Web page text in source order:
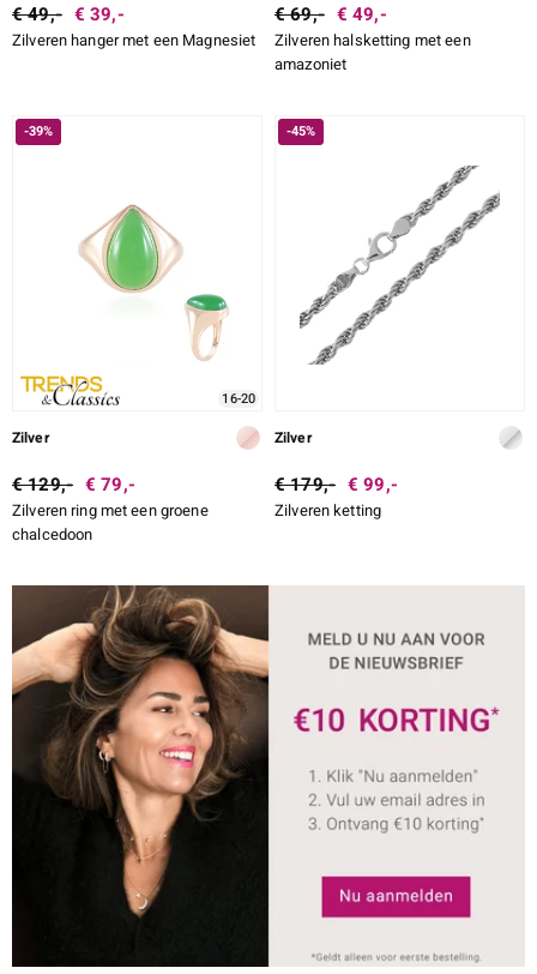
€ 49,- € 39,-
Zilveren hanger met een Magnesiet
€ 69,- € 49,-
Zilveren halsketting met een
amazoniet
-39%
16-20
Zilver
€ 129,- € 79,-
Zilveren ring met een groene
chalcedoon
-45%
Zilver
€ 179,- € 99,-
Zilveren ketting